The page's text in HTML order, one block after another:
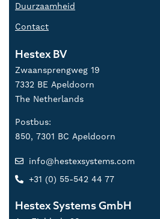
Duurzaamheid
Contact
Hestex BV
Zwaansprengweg 19
7332 BE Apeldoorn
The Netherlands
Postbus:
850, 7301 BC Apeldoorn
info@hestexsystems.com
+31 (0) 55-542 44 77
Hestex Systems GmbH